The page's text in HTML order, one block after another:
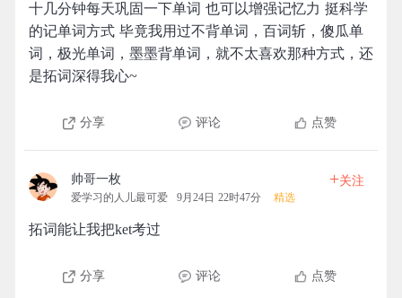
十几分钟每天巩固一下单词 也可以增强记忆力 挺科学
的记单词方式 毕竟我用过不背单词，百词斩，傻瓜单
词，极光单词，墨墨背单词，就不太喜欢那种方式，还
是拓词深得我心~
分享 评论 点赞
帅哥一枚
爱学习的人儿最可爱 9月24日 22时47分 精选
+关注
拓词能让我把ket考过
分享 评论 点赞